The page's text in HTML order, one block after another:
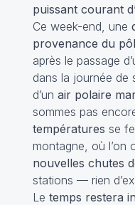
puissant courant
Ce week-end, une
provenance du
après le passage
dans la journée de
d’un air polaire
sommes pas
températures se
montagne, où l’on
nouvelles chutes
stations — rien
Le temps restera